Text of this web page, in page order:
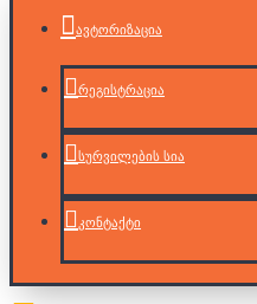
ავტორიზაცია
რეგისტრაცია
სურვილების სია
კონტაქტი